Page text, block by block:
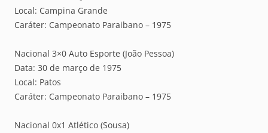
Local: Campina Grande
Caráter: Campeonato Paraibano – 1975
Nacional 3×0 Auto Esporte (João Pessoa)
Data: 30 de março de 1975
Local: Patos
Caráter: Campeonato Paraibano – 1975
Nacional 0x1 Atlético (Sousa)